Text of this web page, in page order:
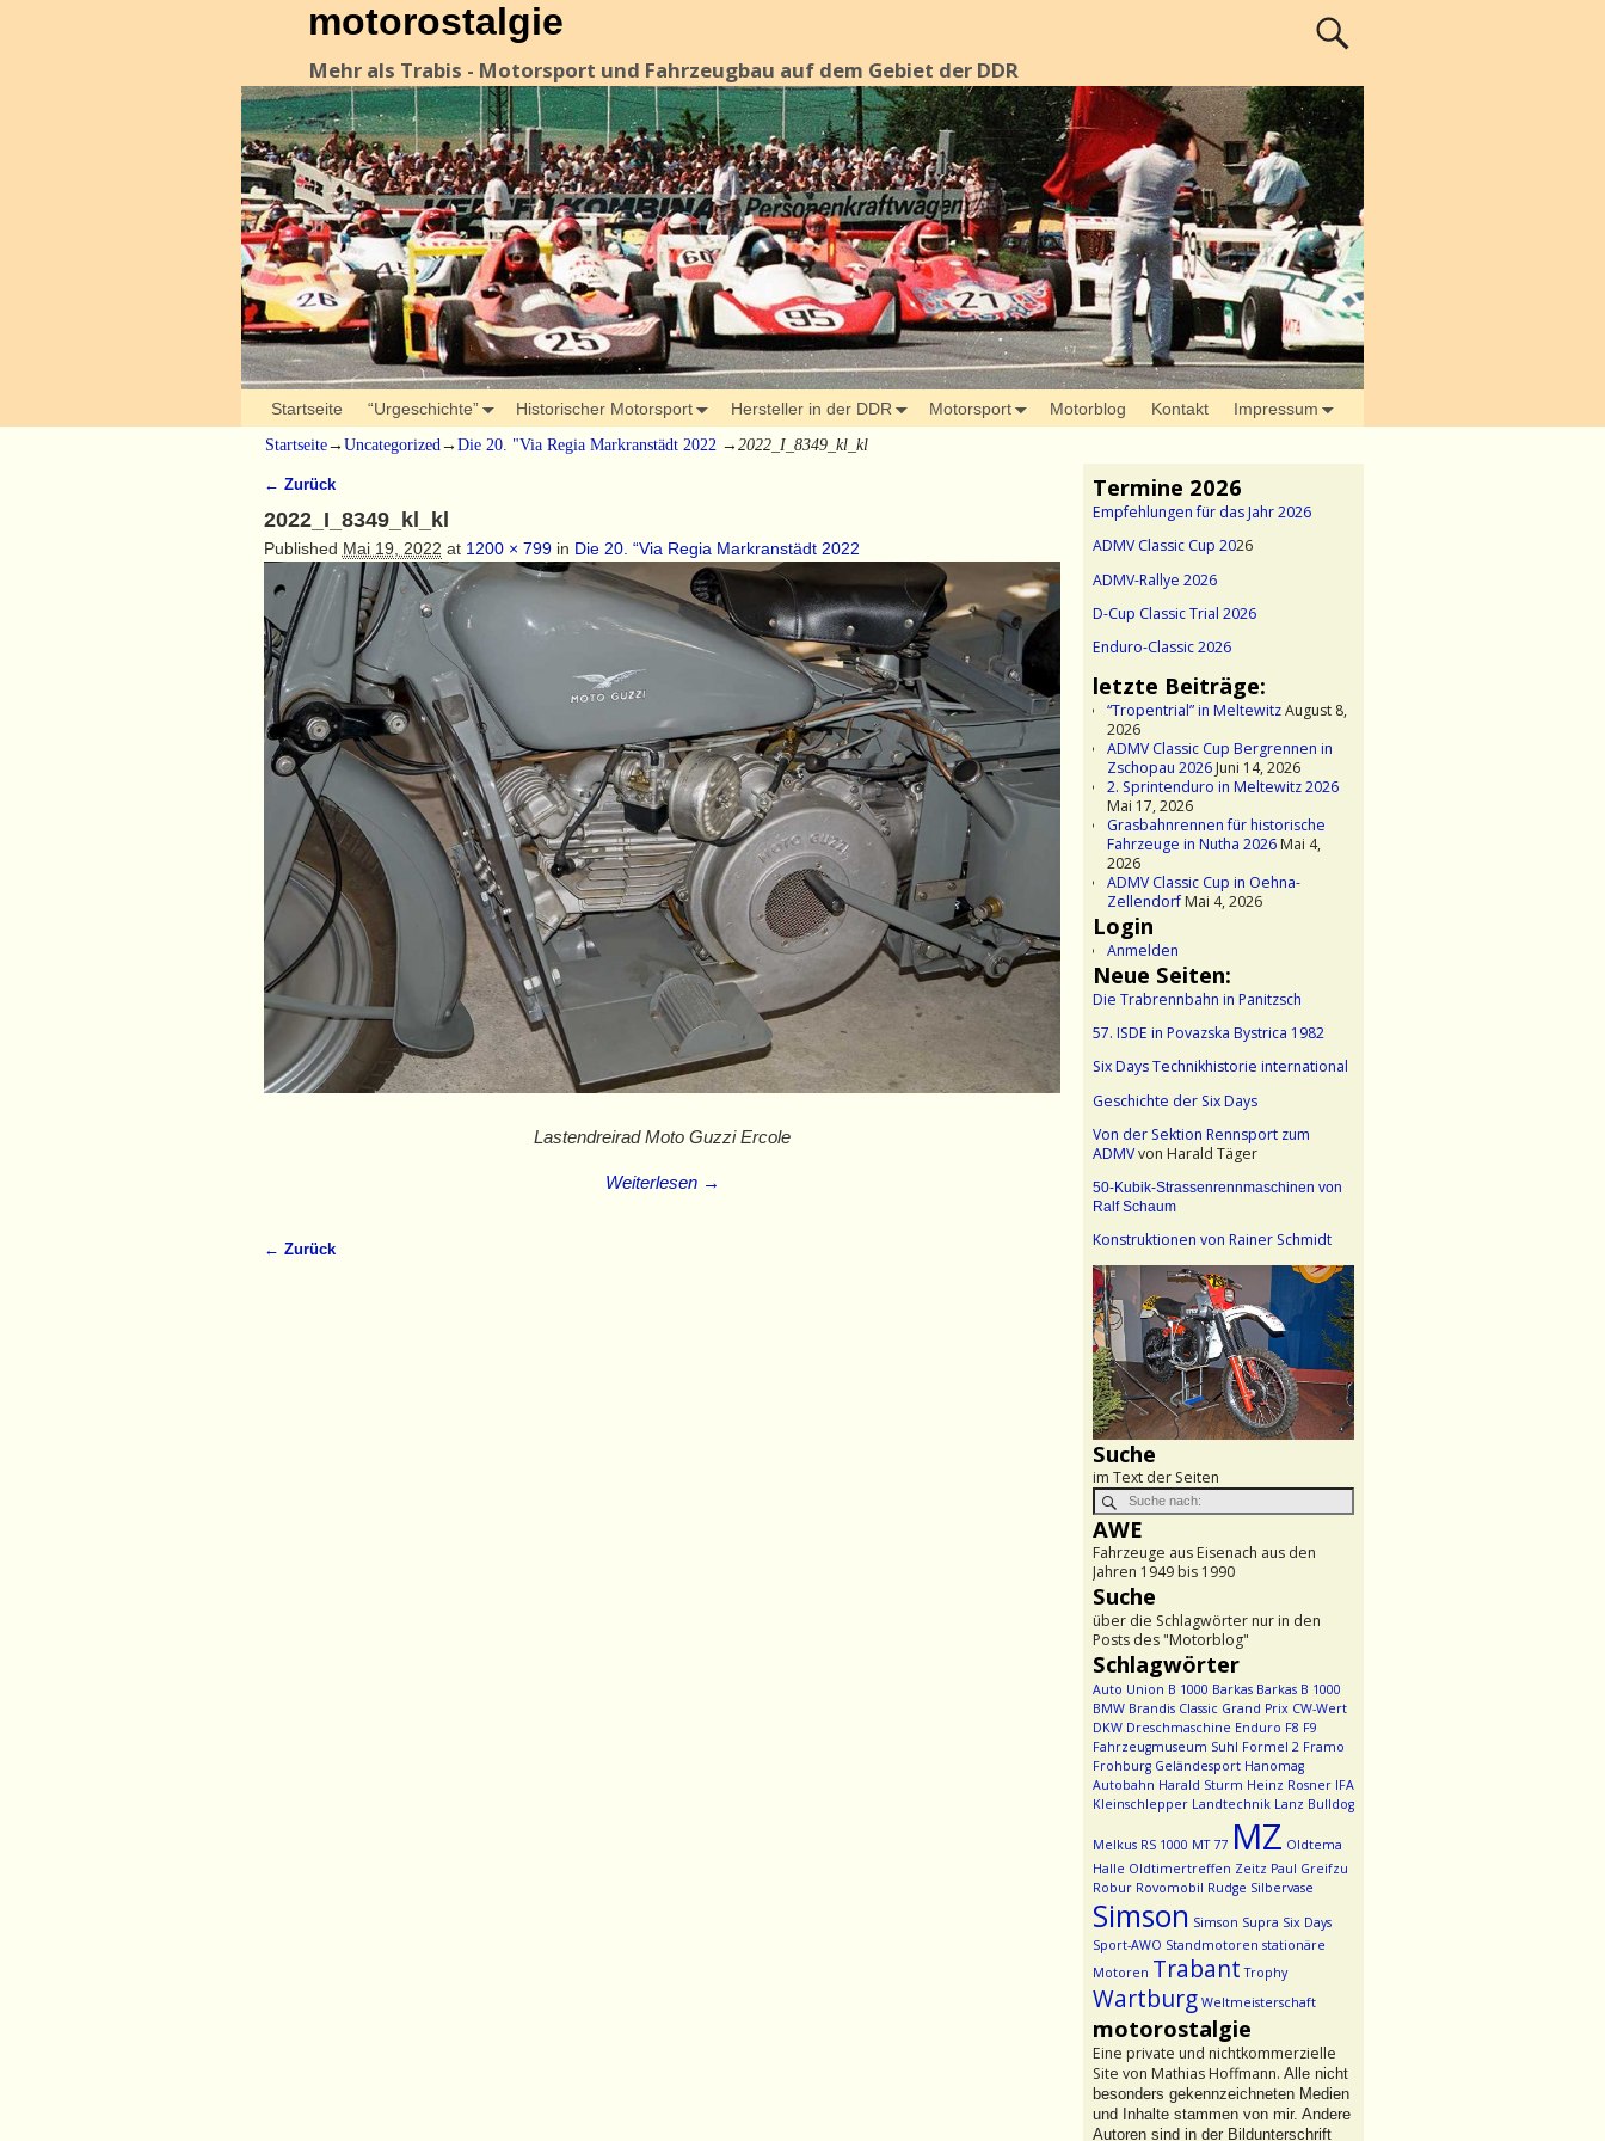
motorostalgie
Mehr als Trabis - Motorsport und Fahrzeugbau auf dem Gebiet der DDR
Startseite “Urgeschichte” Historischer Motorsport Hersteller in der DDR Motorsport Motorblog Kontakt Impressum
Startseite→ Uncategorized→ Die 20. "Via Regia Markranstädt 2022 → 2022_I_8349_kl_kl
Bilder-Navigation
← Zurück
2022_I_8349_kl_kl
Published Mai 19, 2022 at 1200 × 799in Die 20. “Via Regia Markranstädt 2022
Lastendreirad Moto Guzzi Ercole
Weiterlesen →
← Zurück
Termine 2026
Empfehlungen für das Jahr 2026
ADMV Classic Cup 2026
ADMV-Rallye 2026
D-Cup Classic Trial 2026
Enduro-Classic 2026
letzte Beiträge:
“Tropentrial” in MeltewitzAugust 8,
2026
ADMV Classic Cup Bergrennen in
Zschopau 2026Juni 14, 2026
2. Sprintenduro in Meltewitz 2026
Mai 17, 2026
Grasbahnrennen für historische
Fahrzeuge in Nutha 2026Mai 4,
2026
ADMV Classic Cup in Oehna-
ZellendorfMai 4, 2026
Login
Anmelden
Neue Seiten:
Die Trabrennbahn in Panitzsch
57. ISDE in Povazska Bystrica 1982
Six Days Technikhistorie international
Geschichte der Six Days
Von der Sektion Rennsport zum
ADMVvon Harald Täger
50-Kubik-Strassenrennmaschinen von
Ralf Schaum
Konstruktionen von Rainer Schmidt
Suche
im Text der Seiten
AWE
Fahrzeuge aus Eisenach aus den
Jahren 1949 bis 1990
Suche
über die Schlagwörter nur in den
Posts des "Motorblog"
Schlagwörter
Auto Union B 1000 Barkas Barkas B 1000
BMW Brandis Classic Grand Prix CW-Wert
DKW Dreschmaschine Enduro F8 F9
Fahrzeugmuseum Suhl Formel 2 Framo
Frohburg Geländesport Hanomag
Autobahn Harald Sturm Heinz Rosner IFA
Kleinschlepper Landtechnik Lanz Bulldog
Melkus RS 1000 MT 77 MZ Oldtema
Halle Oldtimertreffen Zeitz Paul Greifzu
Robur Rovomobil Rudge Silbervase
Simson Simson Supra Six Days
Sport-AWO Standmotoren stationäre
Motoren Trabant Trophy
Wartburg Weltmeisterschaft
motorostalgie
Eine private und nichtkommerzielle
Site von Mathias Hoffmann. Alle nicht
besonders gekennzeichneten Medien
und Inhalte stammen von mir. Andere
Autoren sind in der Bildunterschrift